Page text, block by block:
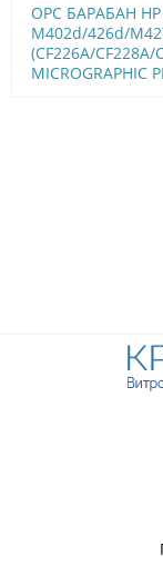
OPC БАРАБАН HP
M402d/426d/
(CF226A/CF228A/
MICROGRAPHIC